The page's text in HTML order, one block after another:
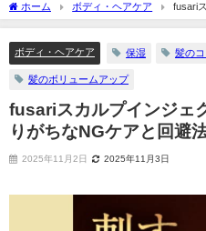
ホーム ボディ・ヘアケア
fusari
がちなNGケアと回避法
ボディ・ヘアケア 保湿 髪のコ
髪のボリュームアップ
fusariスカルプインジェ
りがちなNGケアと回避
2025年11月2日 2025年11月3日